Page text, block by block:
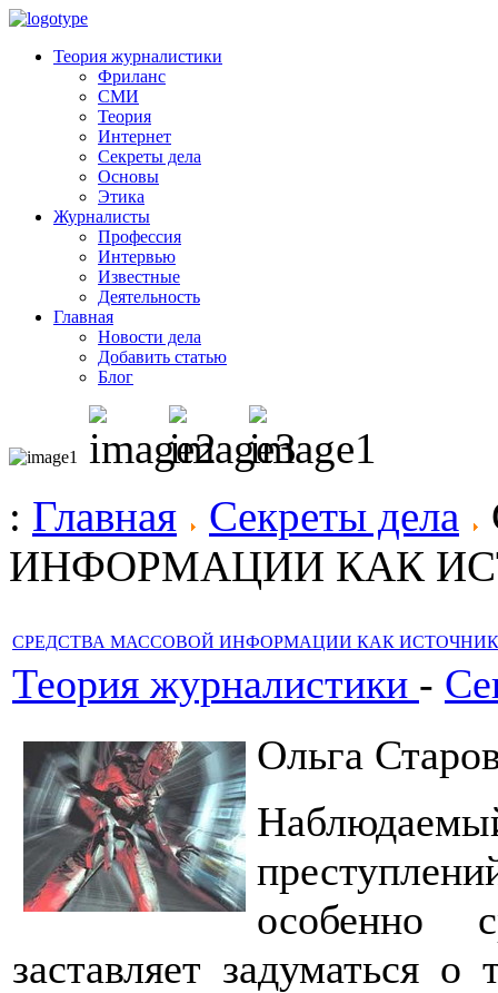
Теория журналистики
Фриланс
СМИ
Теория
Интернет
Секреты дела
Основы
Этика
Журналисты
Профессия
Интервью
Известные
Деятельность
Главная
Новости дела
Добавить статью
Блог
: Главная Секреты дела
ИНФОРМАЦИИ КАК
СРЕДСТВА МАССОВОЙ ИНФОРМАЦИИ КАК
Теория журналистики -
Ольга
особенно
заставляет задуматься